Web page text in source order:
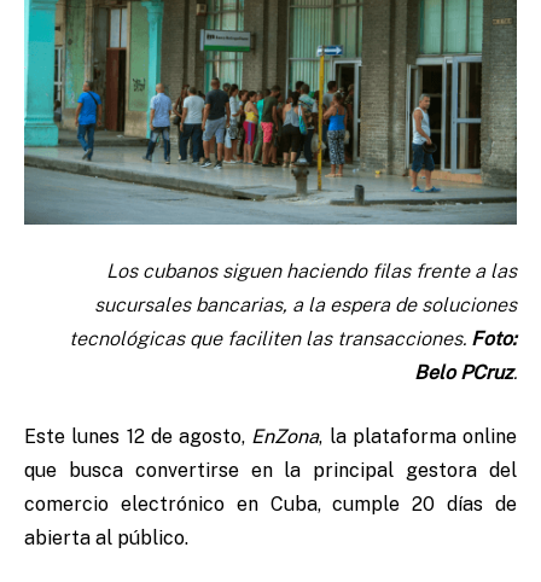
Los cubanos siguen haciendo filas frente a las
sucursales bancarias, a la espera de soluciones
tecnológicas que faciliten las transacciones. Foto:
Belo PCruz.
Este lunes 12 de agosto, EnZona, la plataforma online
que busca convertirse en la principal gestora del
comercio electrónico en Cuba, cumple 20 días de
abierta al público.